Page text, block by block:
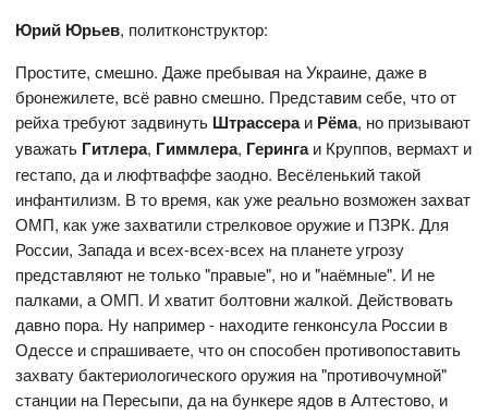
Юрий Юрьев, политконструктор:
Простите, смешно. Даже пребывая на Украине, даже в
бронежилете, всё равно смешно. Представим себе, что от
рейха требуют задвинуть Штрассераи Рёма, но призывают
уважать Гитлера, Гиммлера, Герингаи Круппов, вермахт и
гестапо, да и люфтваффе заодно. Весёленький такой
инфантилизм. В то время, как уже реально возможен захват
ОМП, как уже захватили стрелковое оружие и ПЗРК. Для
России, Запада и всех-всех-всех на планете угрозу
представляют не только "правые", но и "наёмные". И не
палками, а ОМП. И хватит болтовни жалкой. Действовать
давно пора. Ну например - находите генконсула России в
Одессе и спрашиваете, что он способен противопоставить
захвату бактериологического оружия на "противочумной"
станции на Пересыпи, да на бункере ядов в Алтестово, и